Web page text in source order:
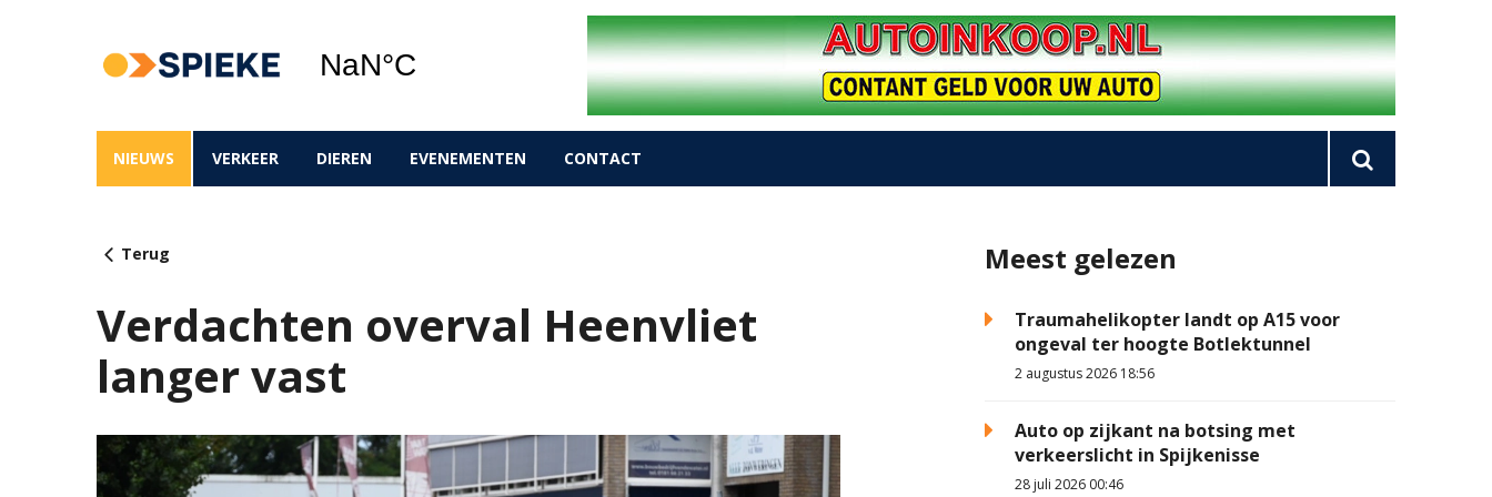
NIEUWS VERKEER DIEREN EVENEMENTEN CONTACT
Terug
Verdachten overval Heenvliet
langer vast
Meest gelezen
Traumahelikopter landt op A15 voor
ongeval ter hoogte Botlektunnel
2 augustus 2026 18:56
Auto op zijkant na botsing met
verkeerslicht in Spijkenisse
28 juli 2026 00:46